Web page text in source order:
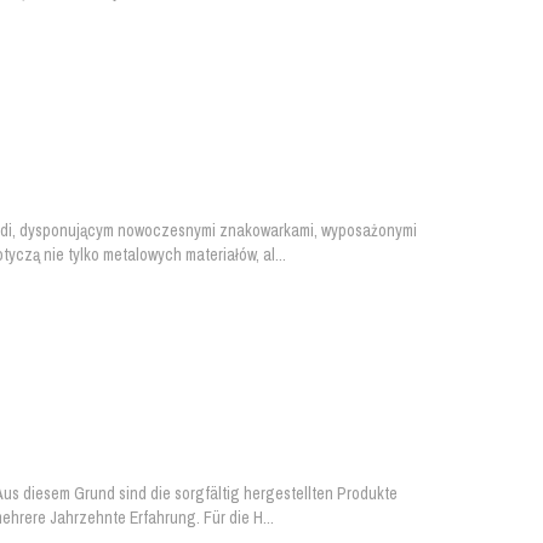
dysponującym nowoczesnymi znakowarkami, wyposażonymi
nie tylko metalowych materiałów, al...
diesem Grund sind die sorgfältig hergestellten Produkte
Jahrzehnte Erfahrung. Für die H...